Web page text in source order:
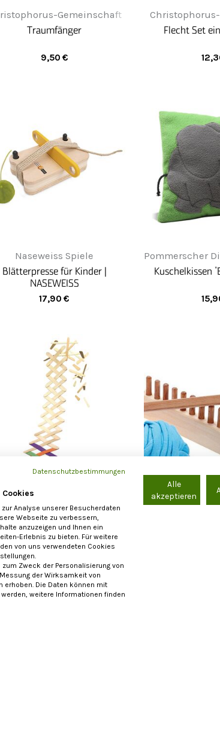
Gemeinschaft
Traumfänger
9,50 €
Flecht Set
Naseweiss Spiele
Blätterpresse für Kinder |
NASEWEISS
17,90 €
Pommerscher
Kuschelkissen
Naseweiss Spiele
Spiel | NASEWEISS
15,90 €
Datenschutzbestimmungen
Cookies
Analyse unserer Besucherdaten
Webseite zu verbessern,
anzuzeigen und Ihnen ein
Erlebnis zu bieten. Für weitere
von uns verwendeten Cookies
zum Zweck der Personalisierung von
der Wirksamkeit von
erhoben. Die Daten können mit
werden, weitere Informationen finden
Alle
akzeptieren